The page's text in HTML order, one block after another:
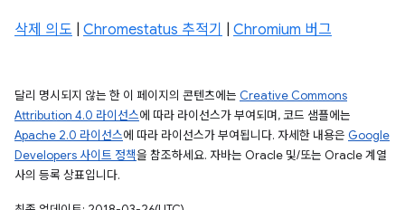
삭제 의도 Chromestatus 추적기 Chromium 버그
달리 명시되지 않는 한 이 페이지의 콘텐츠에는 Creative Commons
Attribution 4.0 라이선스에 따라 라이선스가 부여되며, 코드 샘플에는
Apache 2.0 라이선스에 따라 라이선스가 부여됩니다. 자세한 내용은 Google
Developers 사이트 정책을 참조하세요. 자바는 Oracle 및/또는 Oracle 계열
사의 등록 상표입니다.